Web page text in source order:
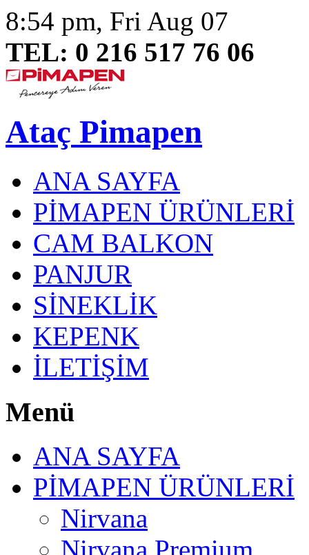
8:54 pm, Fri Aug 07
TEL: 0 216 517 76 06
Ataç Pimapen
ANA SAYFA
PİMAPEN ÜRÜNLERİ
CAM BALKON
PANJUR
SİNEKLİK
KEPENK
İLETİŞİM
Menü
ANA SAYFA
PİMAPEN ÜRÜNLERİ
Nirvana